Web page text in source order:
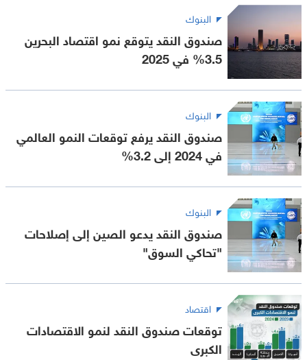
البنوك
صندوق النقد يتوقع نمو اقتصاد البحرين
3.5% في 2025
البنوك
صندوق النقد يرفع توقعات النمو العالمي
في 2024 إلى 3.2%
البنوك
صندوق النقد يدعو الصين إلى إصلاحات
"تحاكي السوق"
اقتصاد
توقعات صندوق النقد لنمو الاقتصادات
الكبرى